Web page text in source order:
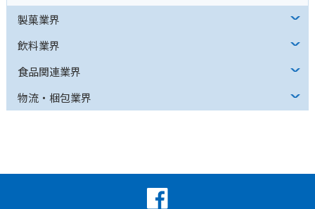
製菓業界
飲料業界
食品関連業界
物流・梱包業界